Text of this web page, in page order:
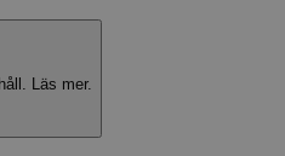
Läs mer.